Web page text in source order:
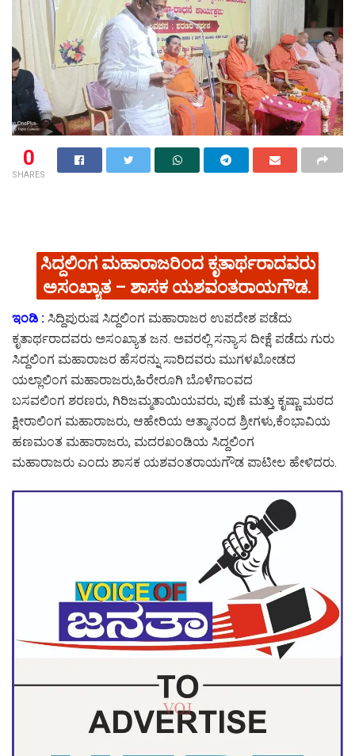
0
SHARES
ಸಿದ್ದಲಿಂಗ ಮಹಾರಾಜರಿಂದ ಕೃತಾರ್ಥರಾದವರು
ಅಸಂಖ್ಯಾತ – ಶಾಸಕ ಯಶವಂತರಾಯಗೌಡ.
ಇಂಡಿ : ಸಿದ್ದಿಪುರುಷ ಸಿದ್ದಲಿಂಗ ಮಹಾರಾಜರ ಉಪದೇಶ ಪಡೆದು
ಕೃತಾರ್ಥರಾದವರು ಅಸಂಖ್ಯಾತ ಜನ. ಅವರಲ್ಲಿ ಸನ್ಯಾಸ ದೀಕ್ಷೆ ಪಡೆದು ಗುರು
ಸಿದ್ದಲಿಂಗ ಮಹಾರಾಜರ ಹೆಸರನ್ನು ಸಾರಿದವರು ಮುಗಳಖೋಡದ
ಯಲ್ಲಾಲಿಂಗ ಮಹಾರಾಜರು,ಹಿರೇರೂಗಿ ಬೊಳೆಗಾಂವದ
ಬಸವಲಿಂಗ ಶರಣರು, ಗಿರಿಜಮ್ಮತಾಯಿಯವರು, ಪುಣೆ ಮತ್ತು ಕೃಷ್ಣಾ ಮಠದ
ಕ್ಷೀರಾಲಿಂಗ ಮಹಾರಾಜರು, ಆಹೇರಿಯ ಆತ್ಮಾನಂದ ಶ್ರೀಗಳು,ಕೆಂಭಾವಿಯ
ಹಣಮಂತ ಮಹಾರಾಜರು, ಮದರಖಂಡಿಯ ಸಿದ್ದಲಿಂಗ
ಮಹಾರಾಜರು ಎಂದು ಶಾಸಕ ಯಶವಂತರಾಯಗೌಡ ಪಾಟೀಲ ಹೇಳಿದರು.